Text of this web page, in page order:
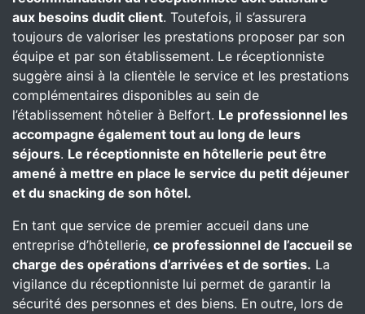
aux besoins dudit client. Toutefois, il s’assurera
toujours de valoriser les prestations proposer par son
équipe et par son établissement. Le réceptionniste
suggère ainsi à la clientèle le service et les prestations
complémentaires disponibles au sein de
l’établissement hôtelier à Belfort. Le professionnel les
accompagne également tout au long de leurs
séjours. Le réceptionniste en hôtellerie peut être
amené à mettre en place le service du petit déjeuner
et du snacking de son hôtel.
En tant que service de premier accueil dans une
entreprise d’hôtellerie, ce professionnel de l’accueil se
charge des opérations d’arrivées et de sorties. La
vigilance du réceptionniste lui permet de garantir la
sécurité des personnes et des biens. En outre, lors de